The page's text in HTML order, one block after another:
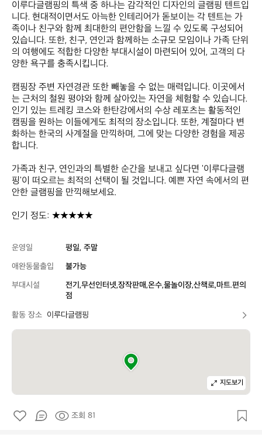
이루다글램핑의 특색 중 하나는 감각적인 디자인의 글램핑 텐트입
니다. 현대적이면서도 아늑한 인테리어가 돋보이는 각 텐트는 가
족이나 친구와 함께 최대한의 편안함을 느낄 수 있도록 구성되어
있습니다. 또한, 친구, 연인과 함께하는 소규모 모임이나 가족 단위
의 여행에도 적합한 다양한 부대시설이 마련되어 있어, 고객의 다
양한 욕구를 충족시킵니다.
캠핑장 주변 자연경관 또한 빼놓을 수 없는 매력입니다. 이곳에서
는 근처의 철원 평야와 함께 살아있는 자연을 체험할 수 있습니다.
인기 있는 트레킹 코스와 한탄강에서의 수상 레포츠는 활동적인
캠핑을 원하는 이들에게도 최적의 장소입니다. 또한, 계절마다 변
화하는 한국의 사계절을 만끽하며, 그에 맞는 다양한 경험을 제공
합니다.
가족과 친구, 연인과의 특별한 순간을 보내고 싶다면 '이루다글램
핑'이 떠오르는 최적의 선택이 될 것입니다. 예쁜 자연 속에서의 편
안한 글램핑을 만끽해보세요.
인기 정도: ★★★★★
운영일
평일, 주말
애완동물출입
불가능
부대시설
전기,무선인터넷,장작판매,온수,물놀이장,산책로,마트.편의
점
활동 장소 이루다글램핑
지도보기
조회 81